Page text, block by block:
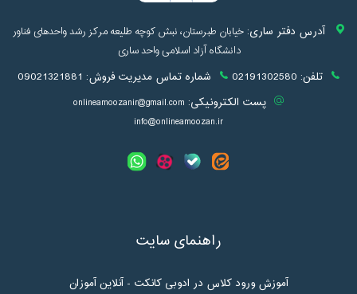
آدرس دفتر ساری:خیابان طبرستان، نبش کوچه طلیعه مرکز رشد واحدهای فناور
دانشگاه آزاد اسلامی واحد ساری
تلفن: 02191302580 شماره تماس مدیریت فروش: 09021321881
پست الکترونیکی: onlineamoozanir@gmail.com
info@onlineamoozan.ir
راهنمای سایت
آموزش ورود کلاس در ادوبی کانکت - آنلاین آموزان